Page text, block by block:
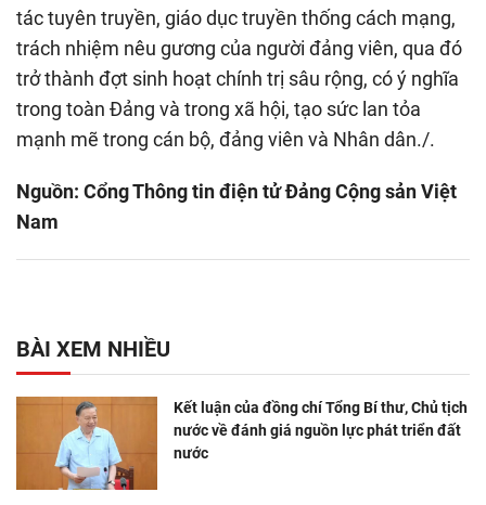
tác tuyên truyền, giáo dục truyền thống cách mạng,
trách nhiệm nêu gương của người đảng viên, qua đó
trở thành đợt sinh hoạt chính trị sâu rộng, có ý nghĩa
trong toàn Đảng và trong xã hội, tạo sức lan tỏa
mạnh mẽ trong cán bộ, đảng viên và Nhân dân./.
Nguồn: Cổng Thông tin điện tử Đảng Cộng sản Việt
Nam
BÀI XEM NHIỀU
Kết luận của đồng chí Tổng Bí thư, Chủ tịch
nước về đánh giá nguồn lực phát triển đất
nước